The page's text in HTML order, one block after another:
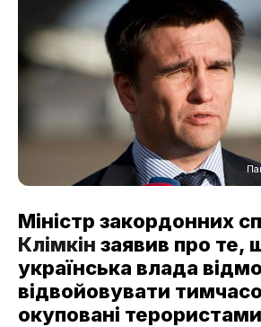
Міністр закордонних
Клімкін заявив про те,
українська влада
відвойовувати
окуповані терористами